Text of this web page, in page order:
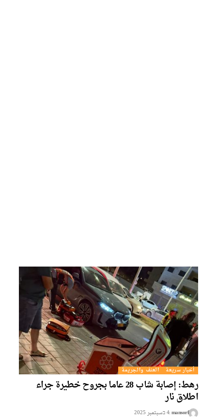
أخبار سريعة العنف والجريمة
رهط: إصابة شاب 28 عاما بجروح خطيرة جراء
اطلاق نار
mansorf 4 בسبتمبر 2025